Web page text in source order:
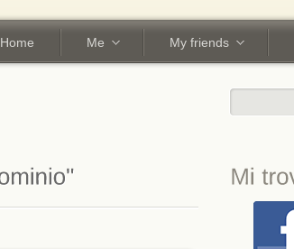
Home Me My friends